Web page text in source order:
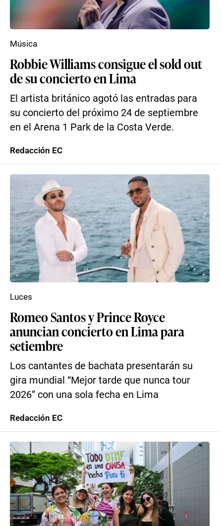
Robbie Williams consigue el sold out
de su concierto en Lima
El artista británico agotó las entradas para
su concierto del próximo 24 de septiembre
en el Arena 1 Park de la Costa Verde.
Música
Redacción EC
Romeo Santos y Prince Royce
anuncian concierto en Lima para
setiembre
Los cantantes de bachata presentarán su
gira mundial “Mejor tarde que nunca tour
2026” con una sola fecha en Lima
Luces
Redacción EC